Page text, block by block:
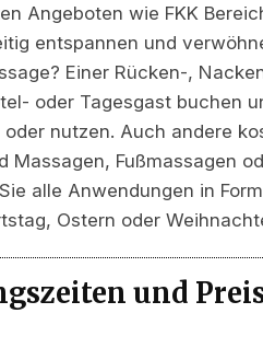
Angeboten wie FKK
entspannen und
Einer Rücken-,
oder Tagesgast buchen
nutzen. Auch andere
Massagen, Fußmassagen
alle Anwendungen in
Ostern oder
und